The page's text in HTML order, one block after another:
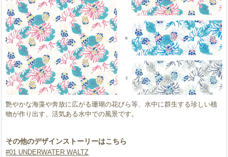
艶やかな海藻や奔放に広がる珊瑚の花びら等、水中に群生する珍しい植
物が作り出す、活気ある水中での風景です。
その他のデザインストーリーはこちら
#01 UNDERWATER WALTZ